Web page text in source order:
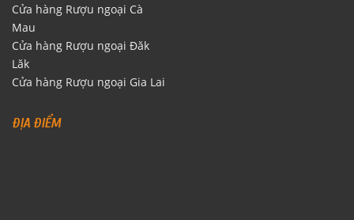
Cửa hàng Rượu ngoại Cà
Mau
Cửa hàng Rượu ngoại Đăk
Lăk
Cửa hàng Rượu ngoại Gia Lai
ĐỊA ĐIỂM